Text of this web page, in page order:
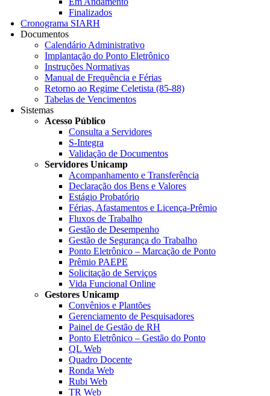
Finalizados
Cronograma SIARH
Documentos
Calendário Administrativo
Implantação do Ponto Eletrônico
Instruções Normativas
Manual de Frequência e Férias
Retorno ao Regime Celetista (85-88)
Tabelas de Vencimentos
Sistemas
Acesso Público
Consulta a Servidores
S-Integra
Validação de Documentos
Servidores Unicamp
Acompanhamento e Transferência
Declaração dos Bens e Valores
Estágio Probatório
Férias, Afastamentos e Licença-Prêmio
Fluxos de Trabalho
Gestão de Desempenho
Gestão de Segurança do Trabalho
Ponto Eletrônico – Marcação de Ponto
Prêmio PAEPE
Solicitação de Serviços
Vida Funcional Online
Gestores Unicamp
Convênios e Plantões
Gerenciamento de Pesquisadores
Painel de Gestão de RH
Ponto Eletrônico – Gestão do Ponto
QL Web
Quadro Docente
Ronda Web
Rubi Web
TR Web